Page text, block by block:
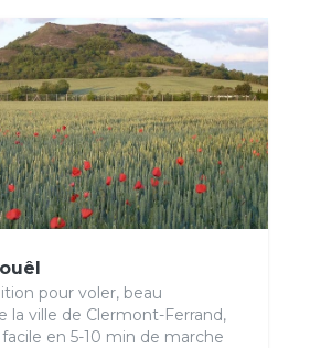
pour voler, beau
la ville de Clermont-Ferrand,
en 5-10 min de marche